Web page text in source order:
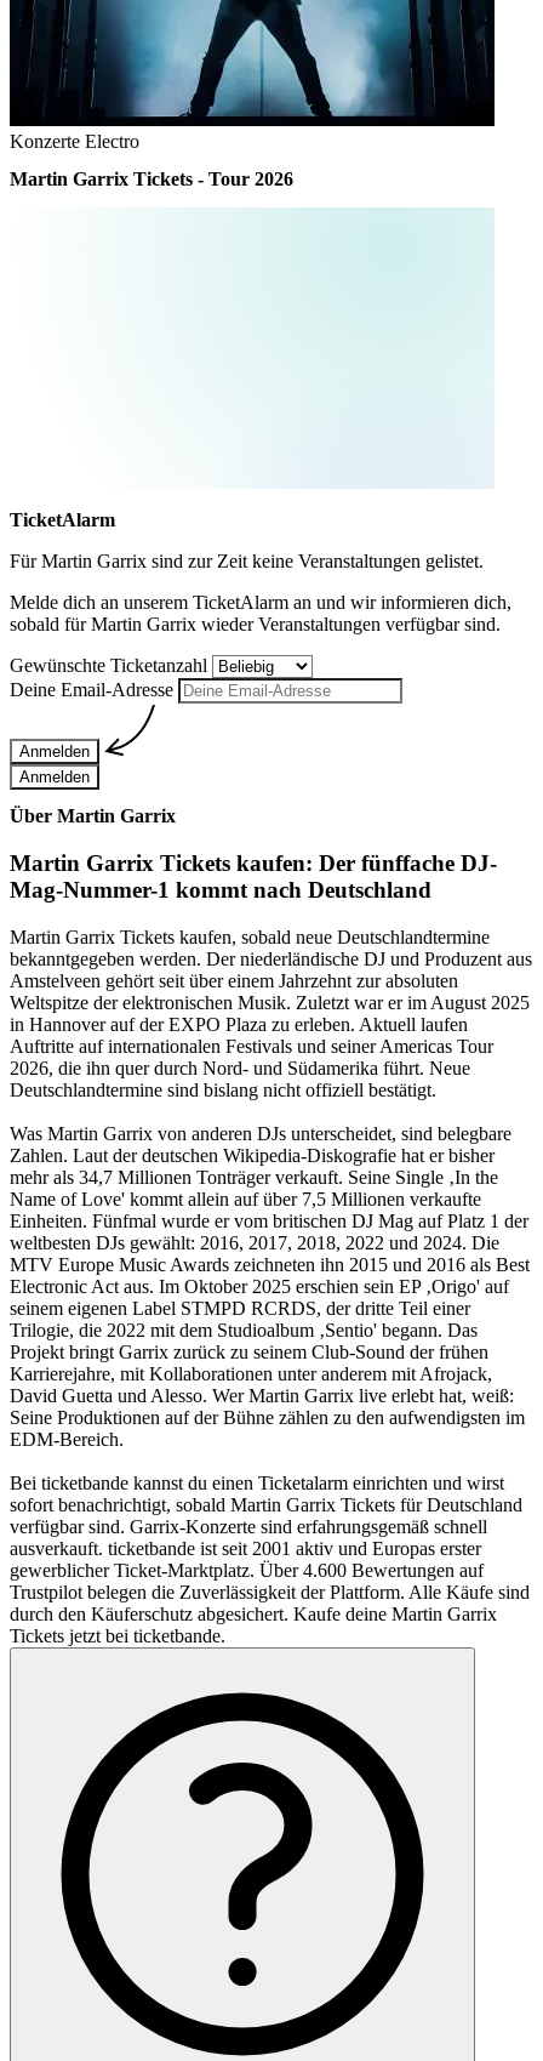
Konzerte Electro
Martin Garrix Tickets - Tour 2026
TicketAlarm
FürMartin Garrix sind zur Zeit keine Veranstaltungen gelistet.
Melde dich an unserem TicketAlarm an und wir informieren dich,
sobald fürMartin Garrix wieder Veranstaltungen verfügbar sind.
Gewünschte Ticketanzahl
Deine Email-Adresse
Anmelden
Anmelden
Über Martin Garrix
Martin Garrix Tickets kaufen: Der fünffache DJ-
Mag-Nummer-1 kommt nach Deutschland
Martin Garrix Tickets kaufen, sobald neue Deutschlandtermine
bekanntgegeben werden. Der niederländische DJ und Produzent aus
Amstelveen gehört seit über einem Jahrzehnt zur absoluten
Weltspitze der elektronischen Musik. Zuletzt war er im August 2025
in Hannover auf der EXPO Plaza zu erleben. Aktuell laufen
Auftritte auf internationalen Festivals und seiner Americas Tour
2026, die ihn quer durch Nord- und Südamerika führt. Neue
Deutschlandtermine sind bislang nicht offiziell bestätigt.
Was Martin Garrix von anderen DJs unterscheidet, sind belegbare
Zahlen. Laut der deutschen Wikipedia-Diskografie hat er bisher
mehr als 34,7 Millionen Tonträger verkauft. Seine Single ‚In the
Name of Love' kommt allein auf über 7,5 Millionen verkaufte
Einheiten. Fünfmal wurde er vom britischen DJ Mag auf Platz 1 der
weltbesten DJs gewählt: 2016, 2017, 2018, 2022 und 2024. Die
MTV Europe Music Awards zeichneten ihn 2015 und 2016 als Best
Electronic Act aus. Im Oktober 2025 erschien sein EP ‚Origo' auf
seinem eigenen Label STMPD RCRDS, der dritte Teil einer
Trilogie, die 2022 mit dem Studioalbum ‚Sentio' begann. Das
Projekt bringt Garrix zurück zu seinem Club-Sound der frühen
Karrierejahre, mit Kollaborationen unter anderem mit Afrojack,
David Guetta und Alesso. Wer Martin Garrix live erlebt hat, weiß:
Seine Produktionen auf der Bühne zählen zu den aufwendigsten im
EDM-Bereich.
Bei ticketbande kannst du einen Ticketalarm einrichten und wirst
sofort benachrichtigt, sobald Martin Garrix Tickets für Deutschland
verfügbar sind. Garrix-Konzerte sind erfahrungsgemäß schnell
ausverkauft. ticketbande ist seit 2001 aktiv und Europas erster
gewerblicher Ticket-Marktplatz. Über 4.600 Bewertungen auf
Trustpilot belegen die Zuverlässigkeit der Plattform. Alle Käufe sind
durch den Käuferschutz abgesichert. Kaufe deine Martin Garrix
Tickets jetzt bei ticketbande.